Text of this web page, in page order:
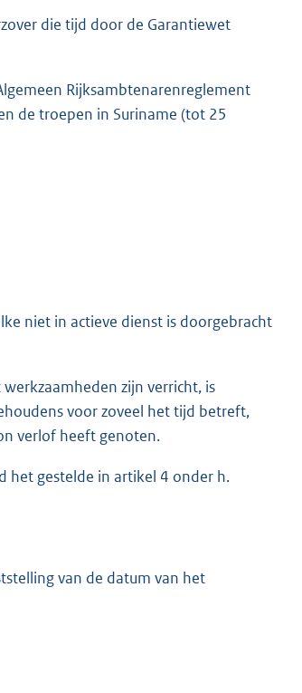
die tijd door de Garantiewet
Rijksambtenarenreglement
de troepen in Suriname (tot 25
niet in actieve dienst is doorgebracht
zijn verricht, is
voor zoveel het tijd betreft,
verlof heeft genoten.
het gestelde in artikel 4 onder h.
van de datum van het